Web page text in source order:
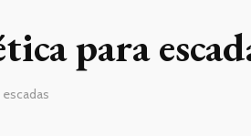
para